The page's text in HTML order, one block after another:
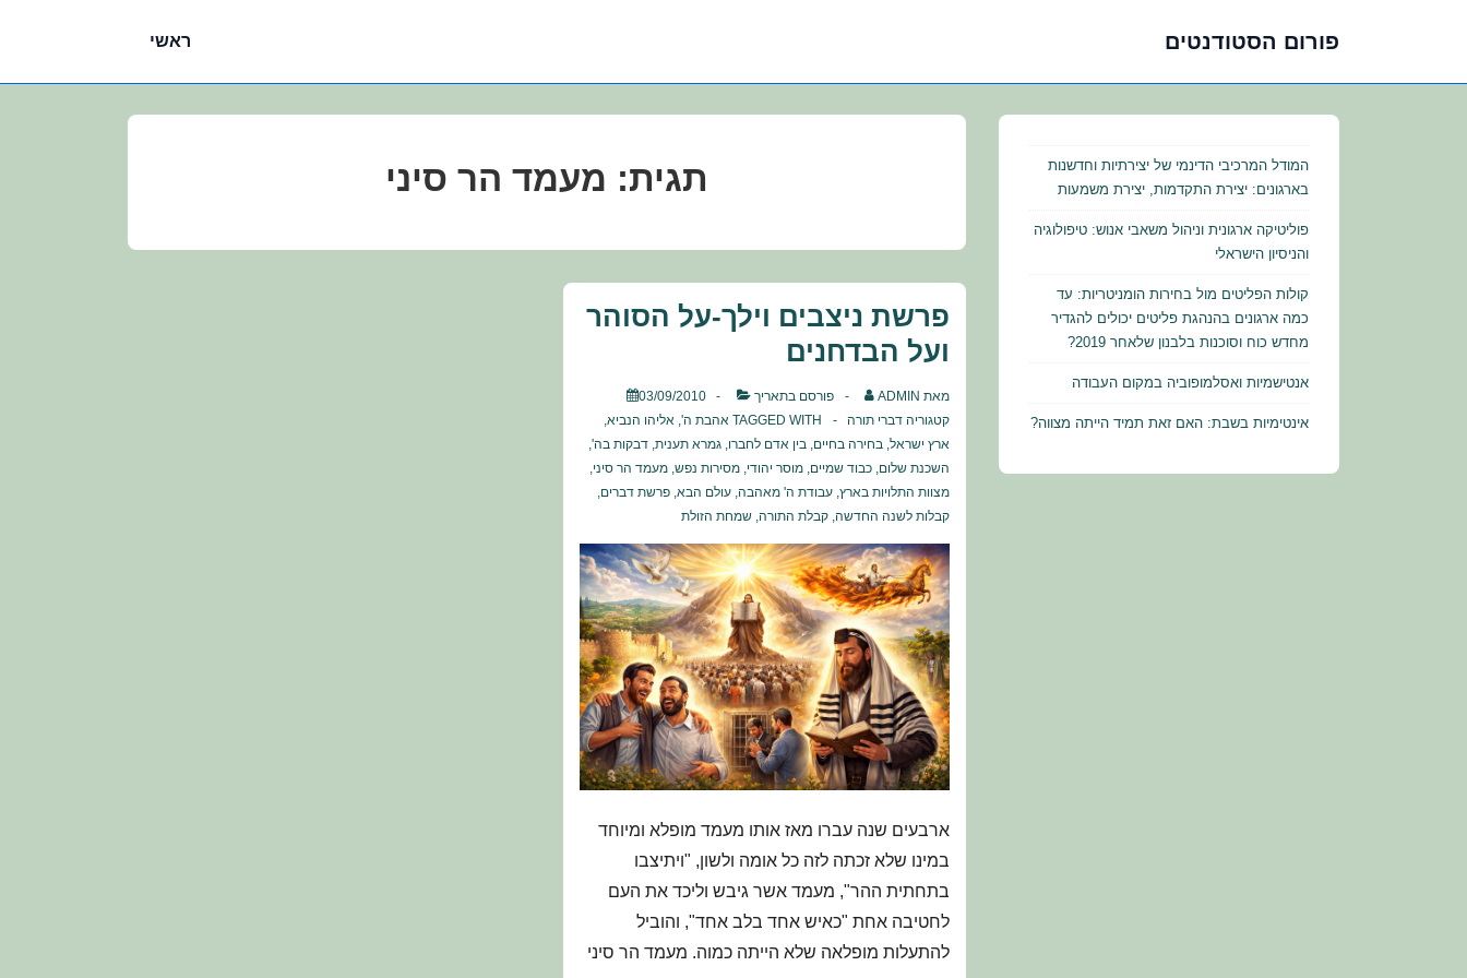
פורום הסטודנטים ראשי
תגית: מעמד הר סיני
פרשת ניצבים וילך-על הסוהר
ועל הבדחנים
מאת ADMIN פורסם בתאריך
03/09/2010
קטגוריה דברי תורה TAGGED WITH אהבת ה', אליהו הנביא,
ארץ ישראל, בחירה בחיים, בין אדם לחברו, גמרא תענית, דבקות בה',
השכנת שלום, כבוד שמיים, מוסר יהודי, מסירות נפש, מעמד הר סיני,
מצוות התלויות בארץ, עבודת ה' מאהבה, עולם הבא, פרשת דברים,
קבלות לשנה החדשה, קבלת התורה, שמחת הזולת
ארבעים שנה עברו מאז אותו מעמד מופלא ומיוחד
במינו שלא זכתה לזה כל אומה ולשון, "ויתיצבו
בתחתית ההר", מעמד אשר גיבש וליכד את העם
לחטיבה אחת "כאיש אחד בלב אחד", והוביל
להתעלות מופלאה שלא הייתה כמוה. מעמד הר סיני
המודל המרכיבי הדינמי של יצירתיות וחדשנות
בארגונים: יצירת התקדמות, יצירת משמעות
פוליטיקה ארגונית וניהול משאבי אנוש: טיפולוגיה
והניסיון הישראלי
קולות הפליטים מול בחירות הומניטריות: עד
כמה ארגונים בהנהגת פליטים יכולים להגדיר
מחדש כוח וסוכנות בלבנון שלאחר 2019?
אנטישמיות ואסלמופוביה במקום העבודה
אינטימיות בשבת: האם זאת תמיד הייתה מצווה?